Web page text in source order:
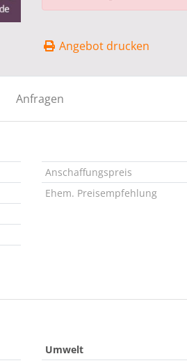
Angebot drucken
Anfragen
Anschaffungspreis
Ehem. Preisempfehlung
Umwelt